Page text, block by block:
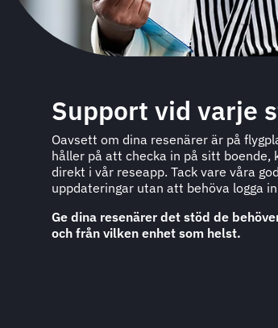
Support vid varje
Oavsett om dina resenärer är på
håller på att checka in på sitt
direkt i vår reseapp. Tack vare våra
uppdateringar utan att behöva logga
Ge dina resenärer det stöd de
och från vilken enhet som helst.